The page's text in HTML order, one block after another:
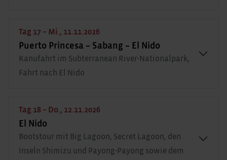
Tag 17 – Mi., 11.11.2026
Puerto Princesa – Sabang – El Nido
Kanufahrt im Subterranean River-Nationalpark,
Fahrt nach El Nido
Tag 18 – Do., 12.11.2026
El Nido
Bootstour mit Big Lagoon, Secret Lagoon, den
Inseln Shimizu und Payong-Payong sowie dem